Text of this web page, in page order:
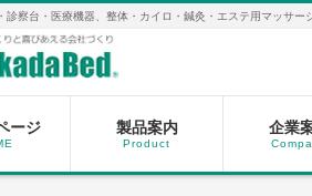
診察台・医療機器、整体・カイロ・鍼灸・エステ用マッサー
ージ 製品案内
Product
企業